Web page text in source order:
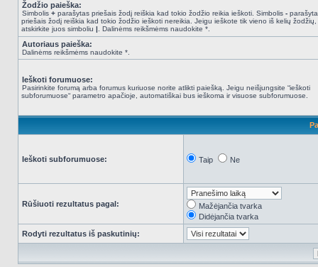
Žodžio paieška:
Simbolis + parašytas priešais žodį reiškia kad tokio žodžio reikia ieškoti. Simbolis -
priešais žodį reiškia kad tokio žodžio ieškoti nereikia. Jeigu ieškote tik vieno iš kelių žodžių,
atskirkite juos simboliu | . Dalinėms reikšmėms naudokite *.
Autoriaus paieška:
Dalinėms reikšmėms naudokite *.
Ieškoti forumuose:
Pasirinkite forumą arba forumus kuriuose norite atlikti paiešką. Jeigu neišjungsite “ieškoti
subforumuose“ parametro apačioje, automatiškai bus ieškoma ir visuose subforumuose.
Ieškoti subforumuose: Taip Ne
Rūšiuoti rezultatus pagal:
Mažėjančia tvarka
Didėjančia tvarka
Rodyti rezultatus iš paskutinių: